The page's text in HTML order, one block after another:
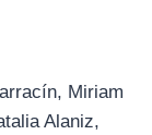
Miriam
Alaniz,